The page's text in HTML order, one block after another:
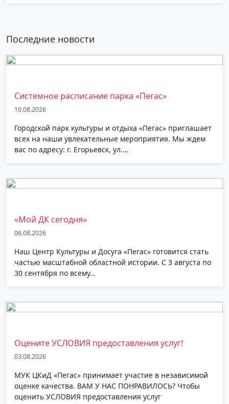
Последние новости
Системное расписание парка «Пегас»
10.08.2026
Городской парк культуры и отдыха «Пегас» приглашает
всех на наши увлекательные мероприятия. Мы ждем
вас по адресу: г. Егорьевск, ул.…
«Мой ДК сегодня»
06.08.2026
Наш Центр Культуры и Досуга «Пегас» готовится стать
частью масштабной областной истории. С 3 августа по
30 сентября по всему…
Оцените УСЛОВИЯ предоставления услуг!
03.08.2026
МУК ЦКиД «Пегас» принимает участие в независимой
оценке качества. ВАМ У НАС ПОНРАВИЛОСЬ? Чтобы
оценить УСЛОВИЯ предоставления услуг